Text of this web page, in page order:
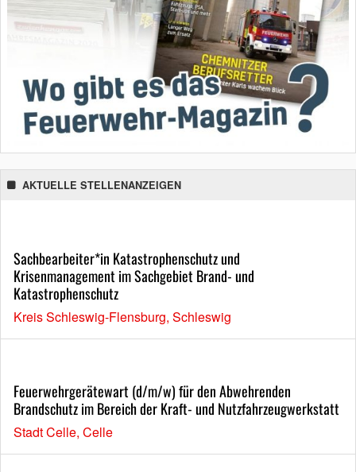
AKTUELLE STELLENANZEIGEN
Sachbearbeiter*in Katastrophenschutz und
Krisenmanagement im Sachgebiet Brand- und
Katastrophenschutz
Kreis Schleswig-Flensburg, Schleswig
Feuerwehrgerätewart (d/m/w) für den Abwehrenden
Brandschutz im Bereich der Kraft- und Nutzfahrzeugwerkstatt
Stadt Celle, Celle